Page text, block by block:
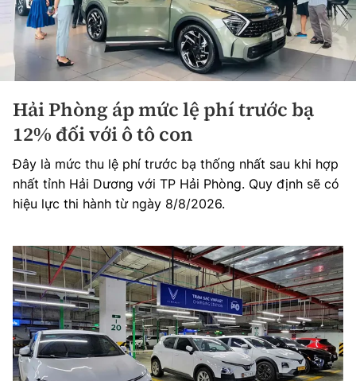
Hải Phòng áp mức lệ phí trước bạ
12% đối với ô tô con
Đây là mức thu lệ phí trước bạ thống nhất sau khi hợp
nhất tỉnh Hải Dương với TP Hải Phòng. Quy định sẽ có
hiệu lực thi hành từ ngày 8/8/2026.